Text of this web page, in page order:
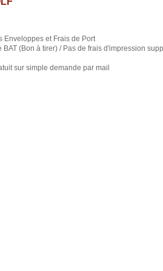
Enveloppes et Frais de Port
BAT (Bon à tirer) / Pas de frais d'impression
sur simple demande par mail